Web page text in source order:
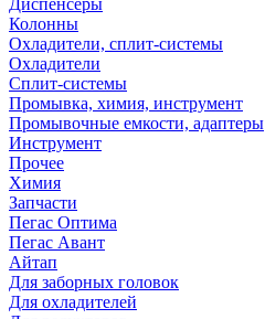
Диспенсеры
Колонны
Охладители, сплит-системы
Охладители
Сплит-системы
Промывка, химия, инструмент
Промывочные емкости, адаптеры
Инструмент
Прочее
Химия
Запчасти
Пегас Оптима
Пегас Авант
Айтап
Для заборных головок
Для охладителей